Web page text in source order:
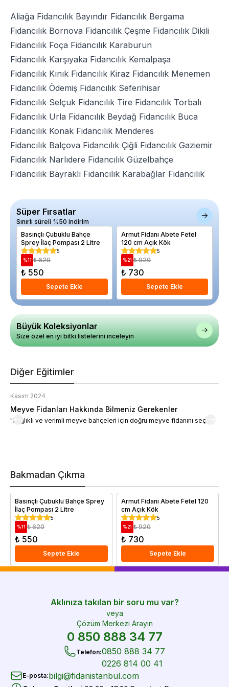
Aliağa Fidancılık Bayındır Fidancılık Bergama
Fidancılık Bornova Fidancılık Çeşme Fidancılık Dikili
Fidancılık Foça Fidancılık Karaburun
Fidancılık Karşıyaka Fidancılık Kemalpaşa
Fidancılık Kınık Fidancılık Kiraz Fidancılık Menemen
Fidancılık Ödemiş Fidancılık Seferihisar
Fidancılık Selçuk Fidancılık Tire Fidancılık Torbalı
Fidancılık Urla Fidancılık Beydağ Fidancılık Buca
Fidancılık Konak Fidancılık Menderes
Fidancılık Balçova Fidancılık Çiğli Fidancılık Gaziemir
Fidancılık Narlıdere Fidancılık Güzelbahçe
Fidancılık Bayraklı Fidancılık Karabağlar Fidancılık
Süper Fırsatlar
Sınırlı süreli %50 indirim
Basınçlı Çubuklu Bahçe
Sprey İlaç Pompası 2 Litre
5
%11 ₺ 620
₺ 550
Sepete Ekle
Armut Fidanı Abete Fetel
120 cm Açık Kök
5
%21 ₺ 920
₺ 730
Sepete Ekle
Büyük Koleksiyonlar
Size özel en iyi bitki listelerini inceleyin
Diğer Eğitimler
Kasım 2024
Meyve Fidanları Hakkında Bilmeniz Gerekenler
"Sağlıklı ve verimli meyve bahçeleri için doğru meyve fidanını seçin."
Bakmadan Çıkma
Basınçlı Çubuklu Bahçe Sprey
İlaç Pompası 2 Litre
5
%11 ₺ 620
₺ 550
Sepete Ekle
Armut Fidanı Abete Fetel 120
cm Açık Kök
5
%21 ₺ 920
₺ 730
Sepete Ekle
Aklınıza takılan bir soru mu var?
veya
Çözüm Merkezi Arayın
0 850 888 34 77
Telefon:0850 888 34 77
0226 814 00 41
E-posta:bilgi@fidanistanbul.com